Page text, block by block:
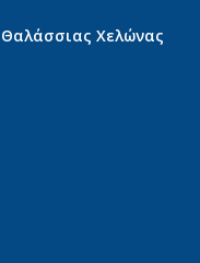
Θαλάσσιας Χελώνας